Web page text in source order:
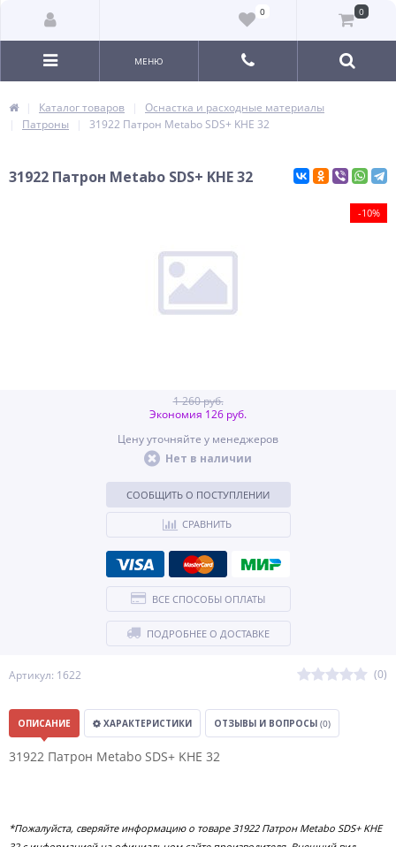
0 0
МЕНЮ
Каталог товаров
Оснастка и расходные материалы
Патроны
31922 Патрон Metabo SDS+ KHE 32
31922 Патрон Metabo SDS+ KHE 32
-10%
Артикул: 1622 (0)
1 260 руб.
Экономия 126 руб.
Цену уточняйте у менеджеров
Нет в наличии
СООБЩИТЬ О ПОСТУПЛЕНИИ
СРАВНИТЬ
ВСЕ СПОСОБЫ ОПЛАТЫ
ПОДРОБНЕЕ О ДОСТАВКЕ
ОПИСАНИЕ ХАРАКТЕРИСТИКИ ОТЗЫВЫ И ВОПРОСЫ (0)
31922 Патрон Metabo SDS+ KHE 32
*Пожалуйста, сверяйте информацию о товаре 31922 Патрон Metabo SDS+ KHE